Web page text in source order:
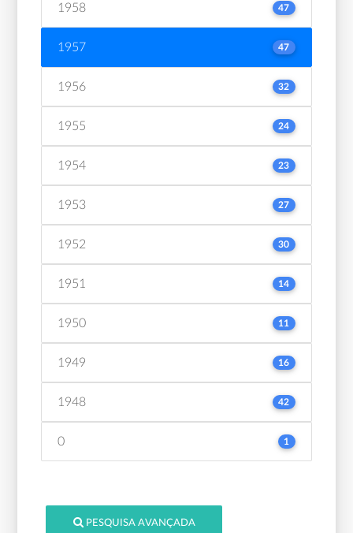
1958 47
1957 47
1956 32
1955 24
1954 23
1953 27
1952 30
1951 14
1950 11
1949 16
1948 42
0 1
PESQUISA AVANÇADA